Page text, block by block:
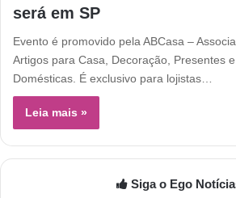
será em SP
Evento é promovido pela ABCasa –
Artigos para Casa, Decoração, Presentes
Domésticas. É exclusivo para lojistas…
Leia mais »
Siga o Ego